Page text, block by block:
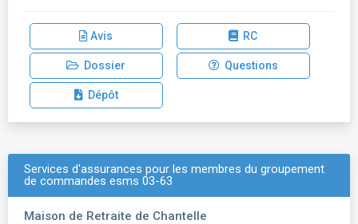
Avis RC
Dossier Questions
Dépôt
Services d'assurances pour les membres du groupement
de commandes esms 03-63
Maison de Retraite de Chantelle